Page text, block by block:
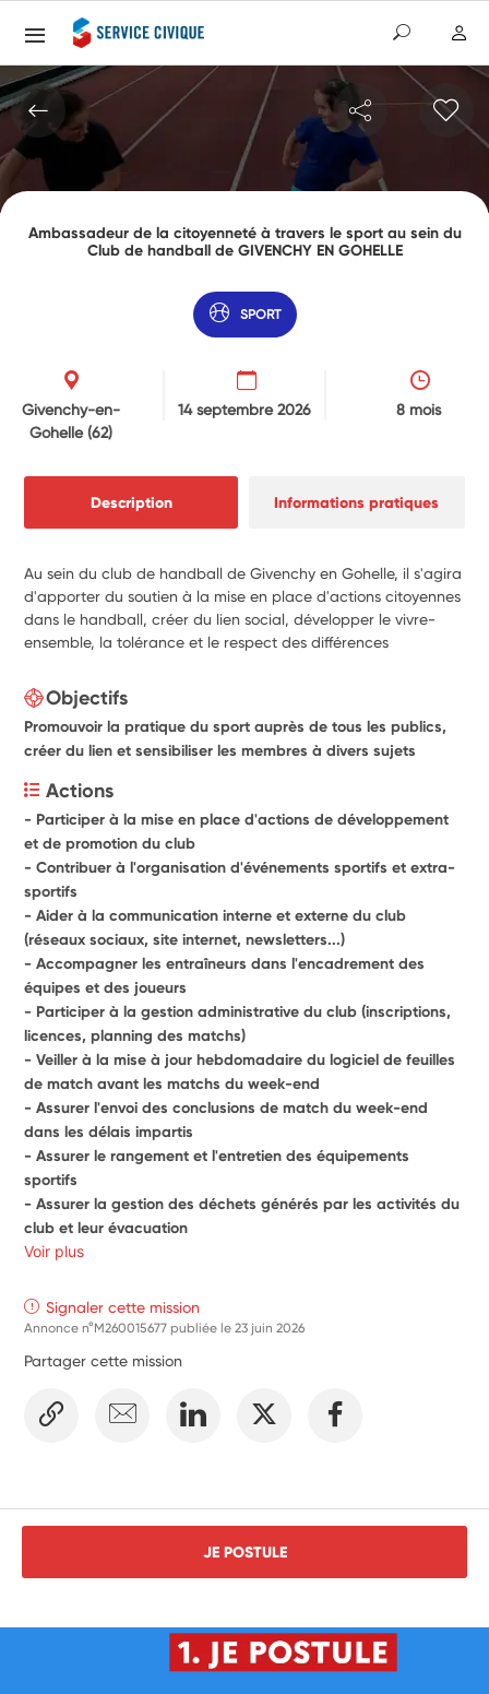
Ambassadeur de la citoyenneté à travers le sport au sein du
Club de handball de GIVENCHY EN GOHELLE
SPORT
Givenchy-en-
Gohelle(62)
14 septembre 2026 8 mois
Description Informations pratiques
Au sein du club de handball de Givenchy en Gohelle, il s'agira
d'apporter du soutien à la mise en place d'actions citoyennes
dans le handball, créer du lien social, développer le vivre-
ensemble, la tolérance et le respect des différences
Objectifs
Promouvoir la pratique du sport auprès de tous les publics,
créer du lien et sensibiliser les membres à divers sujets
Actions
- Participer à la mise en place d'actions de développement
et de promotion du club
- Contribuer à l'organisation d'événements sportifs et extra-
sportifs
- Aider à la communication interne et externe du club
(réseaux sociaux, site internet, newsletters...)
- Accompagner les entraîneurs dans l'encadrement des
équipes et des joueurs
- Participer à la gestion administrative du club (inscriptions,
licences, planning des matchs)
- Veiller à la mise à jour hebdomadaire du logiciel de feuilles
de match avant les matchs du week-end
- Assurer l'envoi des conclusions de match du week-end
dans les délais impartis
- Assurer le rangement et l'entretien des équipements
sportifs
- Assurer la gestion des déchets générés par les activités du
club et leur évacuation
Voir plus
Signaler cette mission
Annonce n°M260015677 publiée le23 juin 2026
Partager cette mission
JE POSTULE